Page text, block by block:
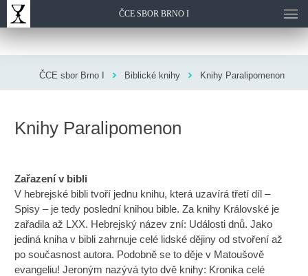
ČCE SBOR BRNO I
ČCE sbor Brno I Biblické knihy Knihy Paralipomenon
Knihy Paralipomenon
Zařazení v bibli
V hebrejské bibli tvoří jednu knihu, která uzavírá třetí díl –
Spisy – je tedy poslední knihou bible. Za knihy Královské je
zařadila až LXX. Hebrejský název zní: Události dnů. Jako
jediná kniha v bibli zahrnuje celé lidské dějiny od stvoření až
po současnost autora. Podobně se to děje v Matoušově
evangeliu! Jeroným nazývá tyto dvě knihy: Kronika celé